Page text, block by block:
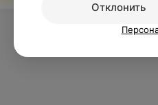
Отклонить